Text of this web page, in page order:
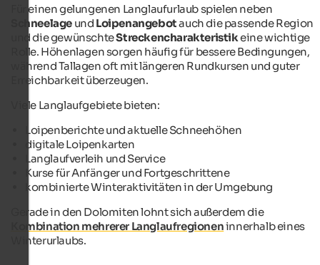
Für einen gelungenen Langlaufurlaub spielen neben
Schneelage und Loipenangebotauch die passende Region
und die gewünschteStreckencharakteristikeine wichtige
Rolle. Höhenlagen sorgen häufig für bessere Bedingungen,
während Tallagen oft mit längeren Rundkursen und guter
Erreichbarkeit überzeugen.
Viele Langlaufgebiete bieten:
Loipenberichte und aktuelle Schneehöhen
digitale Loipenkarten
Langlaufverleih und Service
Kurse für Anfänger und Fortgeschrittene
kombinierte Winteraktivitäten in der Umgebung
Gerade in den Dolomiten lohnt sich außerdem die
Kombination mehrerer Langlaufregioneninnerhalb eines
Winterurlaubs.